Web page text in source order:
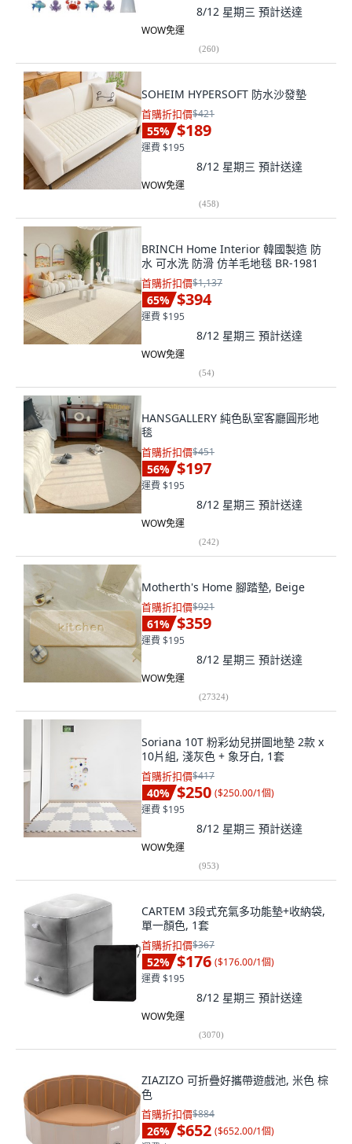
8/12 星期三 預計送達
WOW免運
(260)
SOHEIM HYPERSOFT 防水沙發墊
首購折扣價$421
55% $189
運費 $195
8/12 星期三 預計送達
WOW免運
(458)
BRINCH Home Interior 韓國製造 防
水 可水洗 防滑 仿羊毛地毯 BR-1981
首購折扣價$1,137
65% $394
運費 $195
8/12 星期三 預計送達
WOW免運
(54)
HANSGALLERY 純色臥室客廳圓形地
毯
首購折扣價$451
56% $197
運費 $195
8/12 星期三 預計送達
WOW免運
(242)
Motherth's Home 腳踏墊, Beige
首購折扣價$921
61% $359
運費 $195
8/12 星期三 預計送達
WOW免運
(27324)
Soriana 10T 粉彩幼兒拼圖地墊 2款 x
10片組, 淺灰色 + 象牙白, 1套
首購折扣價$417
40% $250 ($250.00/1個)
運費 $195
8/12 星期三 預計送達
WOW免運
(953)
CARTEM 3段式充氣多功能墊+收納袋,
單一顏色, 1套
首購折扣價$367
52% $176 ($176.00/1個)
運費 $195
8/12 星期三 預計送達
WOW免運
(3070)
ZIAZIZO 可折疊好攜帶遊戲池, 米色 棕
色
首購折扣價$884
26% $652 ($652.00/1個)